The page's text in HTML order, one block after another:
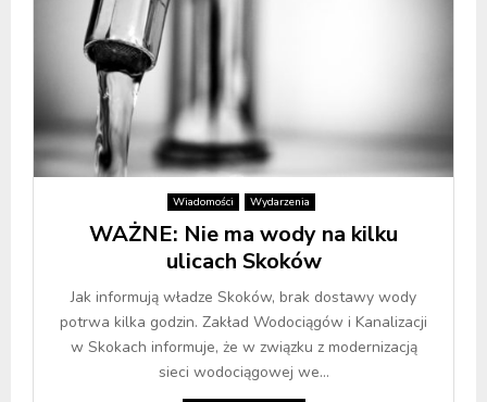
Wiadomości Wydarzenia
WAŻNE: Nie ma wody na kilku
ulicach Skoków
Jak informują władze Skoków, brak dostawy wody
potrwa kilka godzin. Zakład Wodociągów i Kanalizacji
w Skokach informuje, że w związku z modernizacją
sieci wodociągowej we...